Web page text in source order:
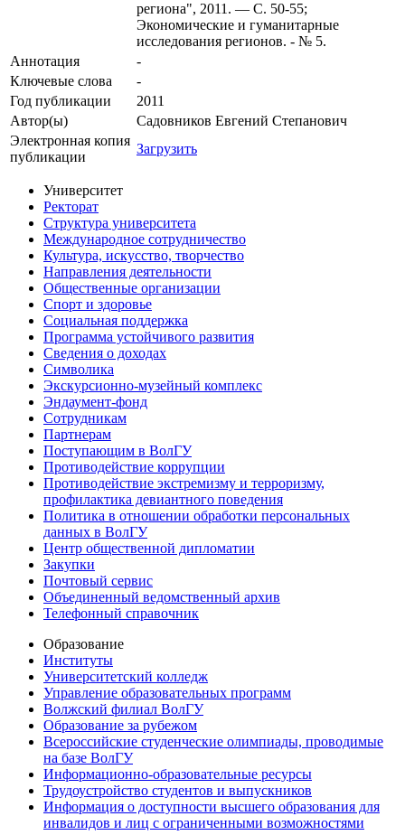
региона", 2011. — С. 50-55;
Экономические и гуманитарные
исследования регионов. - № 5.
Аннотация
-
Ключевые cлова
-
Год публикации
2011
Автор(ы)
Садовников Евгений Степанович
Электронная копия
публикации
Загрузить
Университет
Ректорат
Структура университета
Международное сотрудничество
Культура, искусство, творчество
Направления деятельности
Общественные организации
Спорт и здоровье
Социальная поддержка
Программа устойчивого развития
Сведения о доходах
Символика
Экскурсионно-музейный комплекс
Эндаумент-фонд
Сотрудникам
Партнерам
Поступающим в ВолГУ
Противодействие коррупции
Противодействие экстремизму и терроризму,
профилактика девиантного поведения
Политика в отношении обработки персональных
данных в ВолГУ
Центр общественной дипломатии
Закупки
Почтовый сервис
Объединенный ведомственный архив
Телефонный справочник
Образование
Институты
Университетский колледж
Управление образовательных программ
Волжский филиал ВолГУ
Образование за рубежом
Всероссийские студенческие олимпиады, проводимые
на базе ВолГУ
Информационно-образовательные ресурсы
Трудоустройство студентов и выпускников
Информация о доступности высшего образования для
инвалидов и лиц с ограниченными возможностями